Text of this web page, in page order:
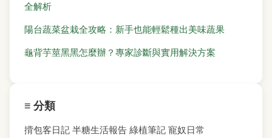
全解析
陽台蔬菜盆栽全攻略：新手也能輕鬆種出美味蔬果
龜背芋莖黑黑怎麼辦？專家診斷與實用解決方案
≡ 分類
揹包客日記 半糖生活報告 綠植筆記 寵奴日常